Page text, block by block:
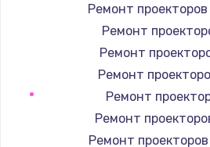
Замена
Заказать
Ремонт
Ремонт
Ремонт
Ремонт
Ремонт
Ремонт
Ремонт